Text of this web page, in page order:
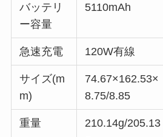
バッテリ
ー容量
5110mAh
急速充電 120W有線
サイズ(m
m)
74.67×162.53×
8.75/8.85
重量
210.14g/205.13